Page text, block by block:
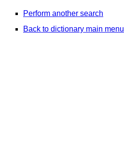
Perform another search
Back to dictionary main menu